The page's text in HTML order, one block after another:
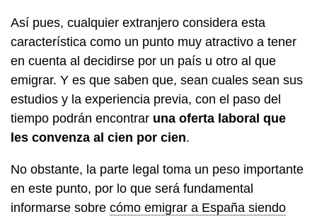
Así pues, cualquier extranjero considera esta
característica como un punto muy atractivo a tener
en cuenta al decidirse por un país u otro al que
emigrar. Y es que saben que, sean cuales sean sus
estudios y la experiencia previa, con el paso del
tiempo podrán encontrar una oferta laboral que
les convenza al cien por cien.
No obstante, la parte legal toma un peso importante
en este punto, por lo que será fundamental
informarse sobre cómo emigrar a España siendo